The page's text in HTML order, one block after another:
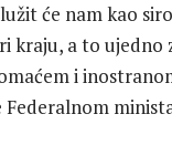
će nam kao
kraju, a to
i
Federalnom